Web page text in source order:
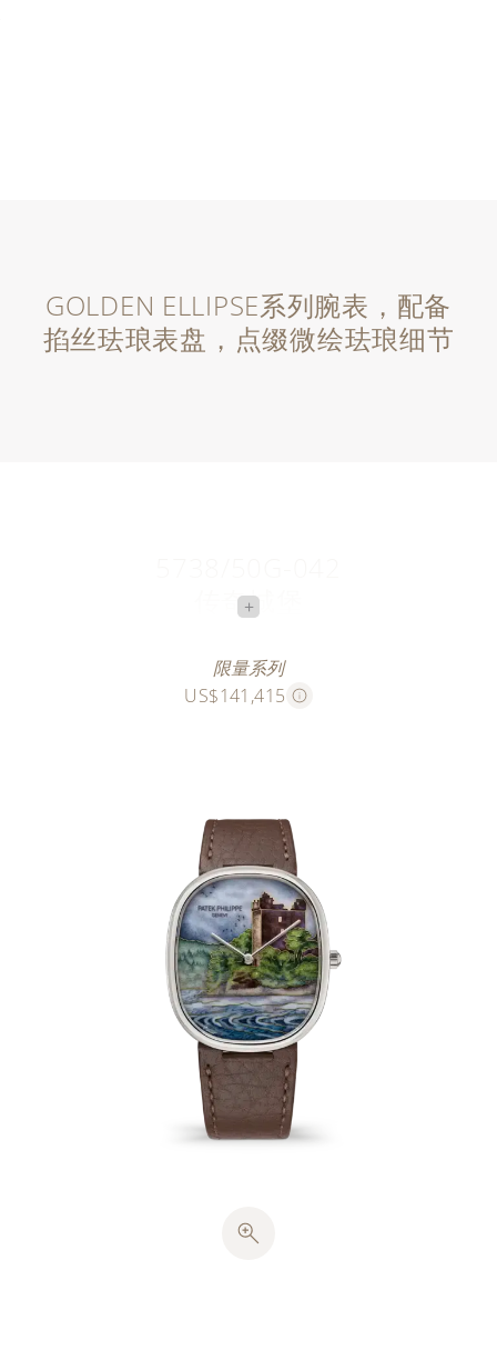
GOLDEN ELLIPSE系列腕表，配备
掐丝珐琅表盘，点缀微绘珐琅细节
传奇城堡
此款大明火掐丝珐琅腕表限量发行十五枚，精心描绘了
这座环抱于湖畔植被中的建筑的轮廓，由长约40厘米
（重约0.27克）的金线勾勒而成。为渲染出苏格兰特有
的阴郁与神秘氛围，珐琅师运用了41种不同颜色的半透
明、乳白和不透明珐琅，再以4种颜色的微绘珐琅点
缀，细致入微地再现了舒卷流动的云霭、湖面升腾的薄
雾以及轻拍岸边的水波。每块表盘均需在820摄氏度的
高温下煅烧11次。
白金表壳配备实心底盖，采用源自古代黄金分割的均衡
比例。Cheveu式指针指示小时及分钟，点缀白金印
记。这款腕表搭载240超薄自动上弦机芯。
扣。
+
限量系列
US$141,415